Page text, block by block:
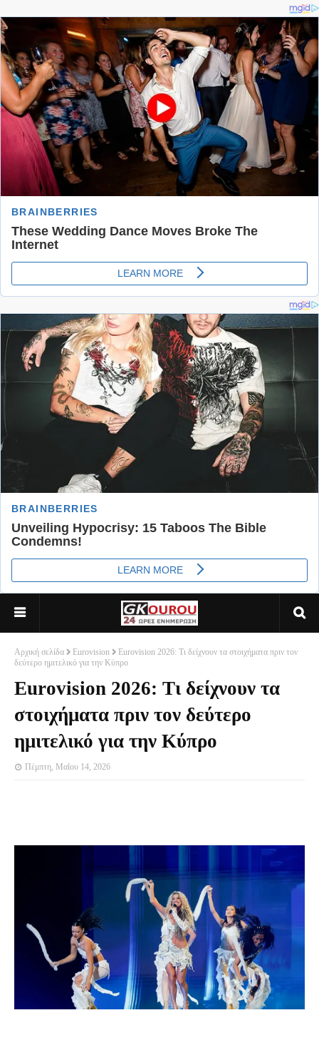
Αρχική σελίδα Eurovision
Eurovision 2026: Τι δείχνουν τα στοιχήματα πριν τον
δεύτερο ημιτελικό για την Κύπρο
Eurovision 2026: Τι δείχνουν τα
στοιχήματα πριν τον δεύτερο
ημιτελικό για την Κύπρο
Πέμπτη, Μαΐου 14, 2026